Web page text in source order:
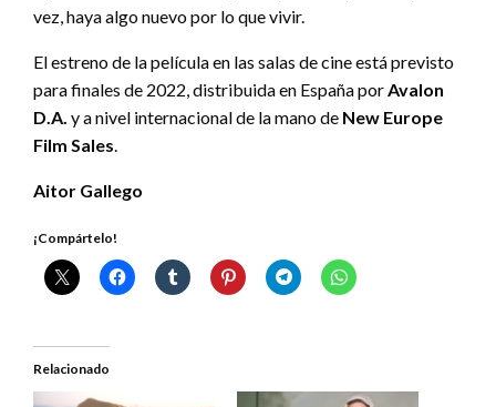
vez, haya algo nuevo por lo que vivir.
El estreno de la película en las salas de cineestá previsto
para finales de 2022, distribuida en España por Avalon
D.A. y a nivel internacional de la mano de New Europe
Film Sales
Aitor Gallego
¡Compártelo!
Relacionado